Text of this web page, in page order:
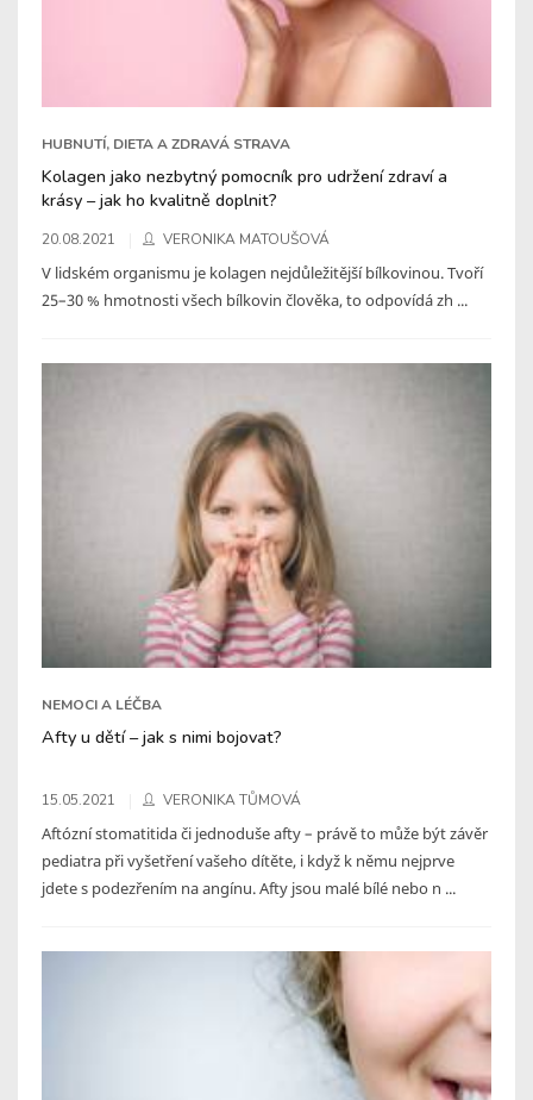
HUBNUTÍ, DIETA A ZDRAVÁ STRAVA
Kolagen jako nezbytný pomocník pro udržení zdraví a
krásy – jak ho kvalitně doplnit?
20.08.2021 VERONIKA MATOUŠOVÁ
V lidském organismu je kolagen nejdůležitější bílkovinou. Tvoří
25–30 % hmotnosti všech bílkovin člověka, to odpovídá zh ...
NEMOCI A LÉČBA
Afty u dětí – jak s nimi bojovat?
15.05.2021 VERONIKA TŮMOVÁ
Aftózní stomatitida či jednoduše afty – právě to může být závěr
pediatra při vyšetření vašeho dítěte, i když k němu nejprve
jdete s podezřením na angínu. Afty jsou malé bílé nebo n ...